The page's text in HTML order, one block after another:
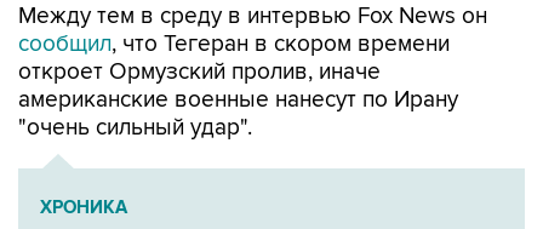
Между тем в среду в интервью Fox News он
сообщил, что Тегеран в скором времени
откроет Ормузский пролив, иначе
американские военные нанесут по Ирану
"очень сильный удар".
ХРОНИКА